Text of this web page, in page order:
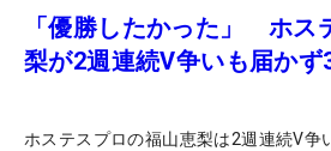
「優勝したかった」 ホス
梨が2週連続V争いも届かず
ホステスプロの福山恵梨は2週連続V争